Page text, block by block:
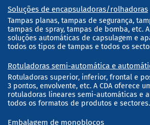
Soluções de encapsuladoras/rolhadoras
Tampas planas, tampas de segurança,
tampas de spray, tampas de bomba, etc. A
soluções automáticas de capsulagem e
todos os tipos de tampas e todos os
Rotuladoras semi-automática e
Rotuladoras superior, inferior, frontal e
3 pontos, envolvente, etc. A CDA oferece
rotuladoras lineares semi-automáticas e
todos os formatos de produtos e sectores.
Embalagem de monoblocos